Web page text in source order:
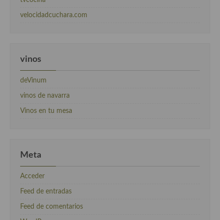
velocidadcuchara.com
vinos
deVinum
vinos de navarra
Vinos en tu mesa
Meta
Acceder
Feed de entradas
Feed de comentarios